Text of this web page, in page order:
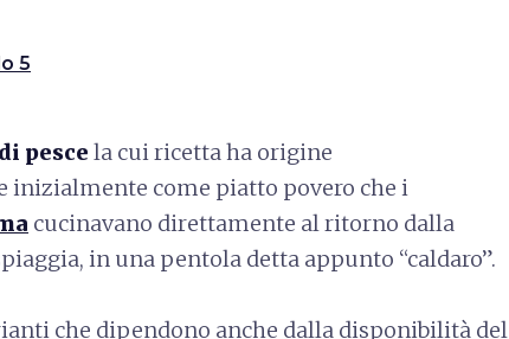
5
pesce la cui ricetta ha origine
inizialmente come piatto povero che i
cucinavano direttamente al ritorno dalla
in una pentola detta appunto “caldaro”.
che dipendono anche dalla disponibilità del